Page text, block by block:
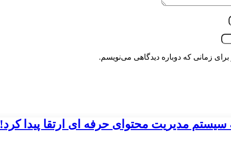
زمانی که دوباره دیدگاهی می‌نویسم.
سیستم مدیریت محتوای حرفه ای ارتقا پیدا کرد!